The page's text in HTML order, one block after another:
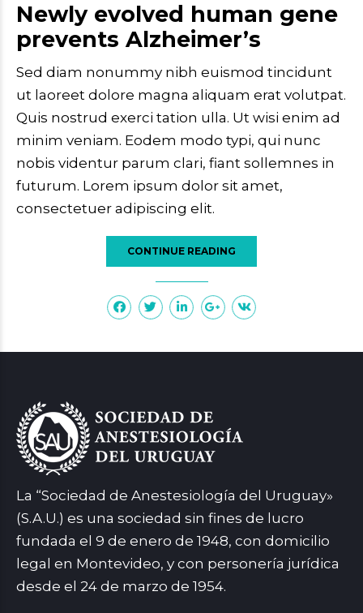
Newly evolved human gene
prevents Alzheimer’s
Sed diam nonummy nibh euismod tincidunt
ut laoreet dolore magna aliquam erat volutpat.
Quis nostrud exerci tation ulla. Ut wisi enim ad
minim veniam. Eodem modo typi, qui nunc
nobis videntur parum clari, fiant sollemnes in
futurum. Lorem ipsum dolor sit amet,
consectetuer adipiscing elit.
CONTINUE READING
La “Sociedad de Anestesiología del Uruguay»
(S.A.U.) es una sociedad sin fines de lucro
fundada el 9 de enero de 1948, con domicilio
legal en Montevideo, y con personería jurídica
desde el 24 de marzo de 1954.